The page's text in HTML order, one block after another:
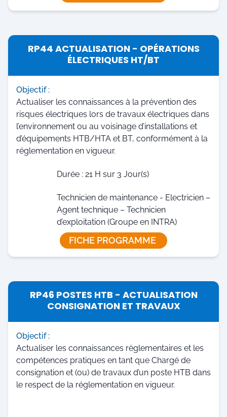
RP44 ACTUALISATION - OPÉRATIONS
ÉLECTRIQUES HT/BT
Objectif :
Actualiser les connaissances à la prévention des
risques électriques lors de travaux électriques dans
l’environnement ou au voisinage d’installations et
d’équipements HTB/HTA et BT, conformément à la
réglementation en vigueur.
Durée : 21 H sur 3 Jour(s)
Technicien de maintenance - Electricien –
Agent technique – Technicien
d’exploitation (Groupe en INTRA)
FICHE PROGRAMME
RP46 POSTES HTB - ACTUALISATION
CONSIGNATION ET TRAVAUX
Objectif :
Actualiser les connaissances règlementaires et les
compétences pratiques en tant que Chargé de
consignation et (ou) de travaux d’un poste HTB dans
le respect de la réglementation en vigueur.